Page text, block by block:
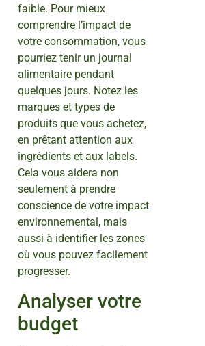
faible. Pour mieux
comprendre l’impact de
votre consommation, vous
pourriez tenir un journal
alimentaire pendant
quelques jours. Notez les
marques et types de
produits que vous achetez,
en prêtant attention aux
ingrédients et aux labels.
Cela vous aidera non
seulement à prendre
conscience de votre impact
environnemental, mais
aussi à identifier les zones
où vous pouvez facilement
progresser.
Analyser votre
budget